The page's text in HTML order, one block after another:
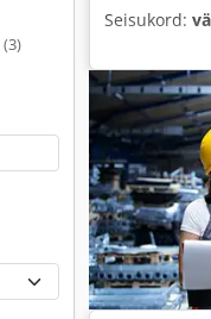
(3)
Seisukord: